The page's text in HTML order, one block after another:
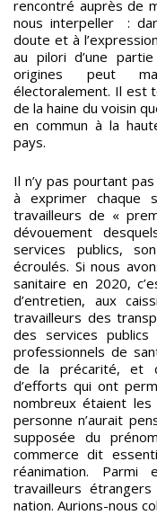
rencontré auprès de
nous interpeller :
doute et à
au pilori d’une
origines peut
électoralement. Il est
de la haine du voisin
en commun à la
pays.
Il n’y pas pourtant
à exprimer chaque
travailleurs de «
dévouement
services publics,
écroulés. Si nous
sanitaire en 2020,
d’entretien, aux
travailleurs des
des services
professionnels de
de la précarité, et
d’efforts qui ont
nombreux étaient les
personne n’aurait
supposée du
commerce dit
réanimation. Parmi
travailleurs
nation. Aurions-nous